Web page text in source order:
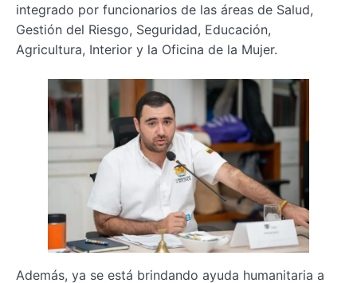
integrado por funcionarios de las áreas de Salud,
Gestión del Riesgo, Seguridad, Educación,
Agricultura, Interior y la Oficina de la Mujer.
Además, ya se está brindando ayuda humanitaria a